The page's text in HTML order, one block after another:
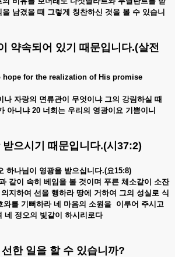
을 남겼을 때 그렇게 칭찬하신 것을 볼 수 있습니
약속되어 있기 때문입니다.(살전
hope for the realization of His promise
나 자랑의 면류관이 무엇이냐 그의 강림하실 때
아니냐 20 너희는 우리의 영광이요 기쁨이니
받으시기 때문입니다.(시 37:2)
하나님이 영광을 받으십니다.(요15:8)
같이 속히 베임을 볼 것이며 푸른 체소같이 소잔
의지하여 선을 행하라 땅에 거하여 그의 성실로 식
와를 기뻐하라 네 마음의 소원을 이루어 주시고
네 정오의 빛같이 하시리로다
선한 일을 할 수 있습니까?